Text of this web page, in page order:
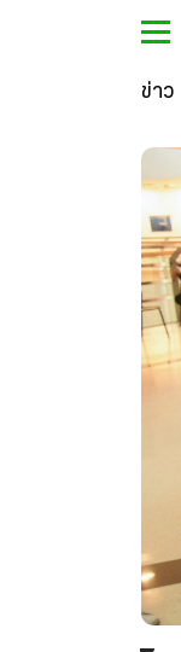
ข่าว